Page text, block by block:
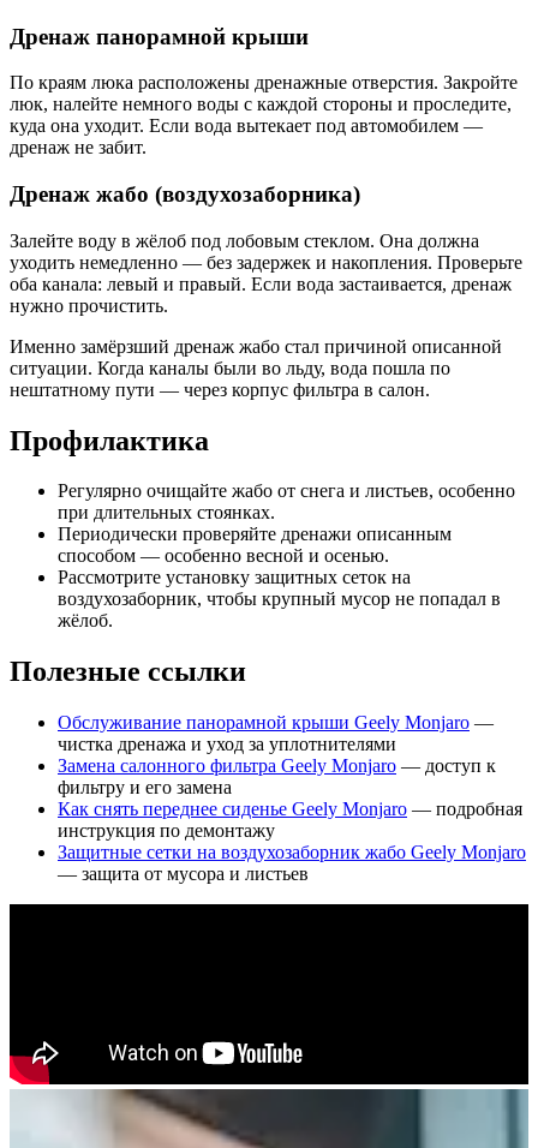
Дренаж панорамной крыши
По краям люка расположены дренажные отверстия. Закройте
люк, налейте немного воды с каждой стороны и проследите,
куда она уходит. Если вода вытекает под автомобилем —
дренаж не забит.
Дренаж жабо (воздухозаборника)
Залейте воду в жёлоб под лобовым стеклом. Она должна
уходить немедленно — без задержек и накопления. Проверьте
оба канала: левый и правый. Если вода застаивается, дренаж
нужно прочистить.
Именно замёрзший дренаж жабо стал причиной описанной
ситуации. Когда каналы были во льду, вода пошла по
нештатному пути — через корпус фильтра в салон.
Профилактика
Регулярно очищайте жабо от снега и листьев, особенно
при длительных стоянках.
Периодически проверяйте дренажи описанным
способом — особенно весной и осенью.
Рассмотрите установку защитных сеток на
воздухозаборник, чтобы крупный мусор не попадал в
жёлоб.
Полезные ссылки
Обслуживание панорамной крыши Geely Monjaro —
чистка дренажа и уход за уплотнителями
Замена салонного фильтра Geely Monjaro — доступ к
фильтру и его замена
Как снять переднее сиденье Geely Monjaro — подробная
инструкция по демонтажу
Защитные сетки на воздухозаборник жабо Geely Monjaro
— защита от мусора и листьев